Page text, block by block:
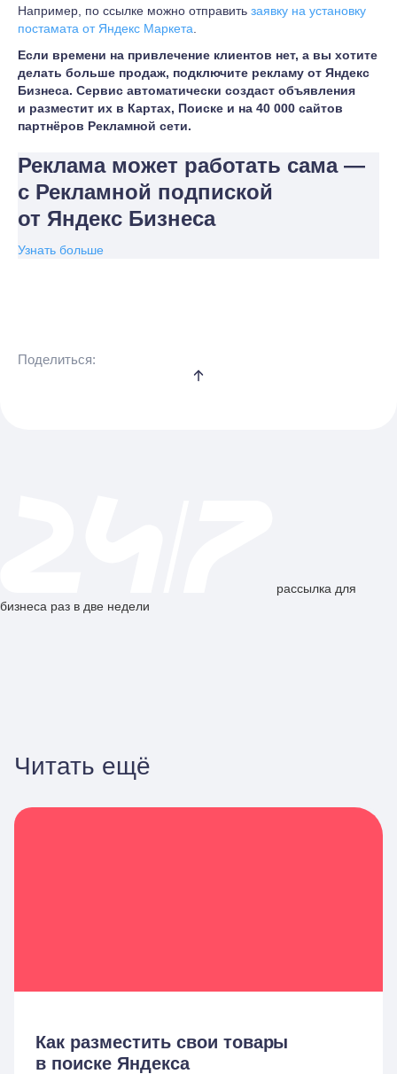
Например, по ссылке можно отправить заявку на установку
постамата от Яндекс Маркета
Если времени на привлечение клиентов нет, а вы хотите
делать больше продаж, подключите рекламу от Яндекс
Бизнеса. Сервис автоматически создаст объявления
и разместит их в Картах, Поиске и на 40 000 сайтов
партнёров Рекламной сети.
Реклама может работать сама —
с Рекламной подпиской
от Яндекс Бизнеса
Узнать больше
Поделиться:
рассылка для
бизнеса раз в две недели
Читать ещё
Как разместить свои товары
в поиске Яндекса